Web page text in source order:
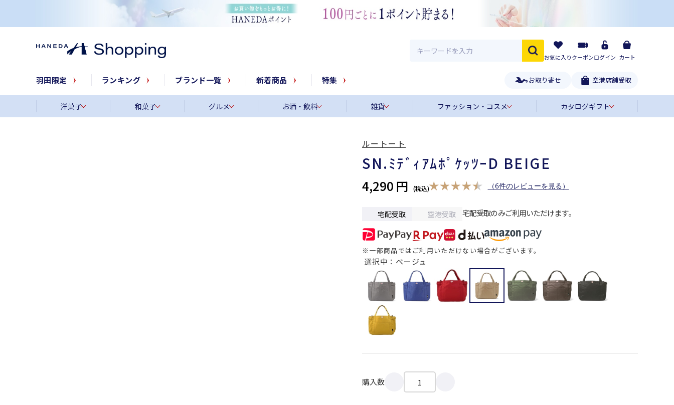
お気に入りクーポンログイン カート
羽田限定 ランキング ブランド一覧 新着商品 特集 お取り寄せ 空港店舗受取
洋菓子 和菓子 グルメ お酒・飲料 雑貨 ファッション・コスメ カタログギフト
SN.ﾐﾃﾞｨｱﾑﾎﾟｹｯﾂｰD BEIGE
4,290 円 （6件のレビューを見る）
宅配受取 空港受取 宅配受取のみご利用いただけます。
※一部商品ではご利用いただけない場合がございます。
選択中：ベージュ
購入数
ルートート